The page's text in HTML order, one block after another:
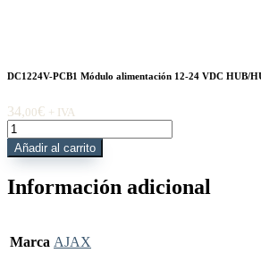
DC1224V-PCB1 Módulo alimentación 12-24 VDC HUB/
34,00€ + IVA
DC1224V-
PCB1
Módulo
12-
HUB/HUBPLUS
Añadir al carrito
Información adicional
Marca AJAX